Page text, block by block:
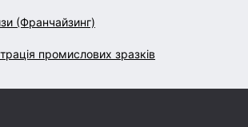
(Франчайзинг)
промислових зразків